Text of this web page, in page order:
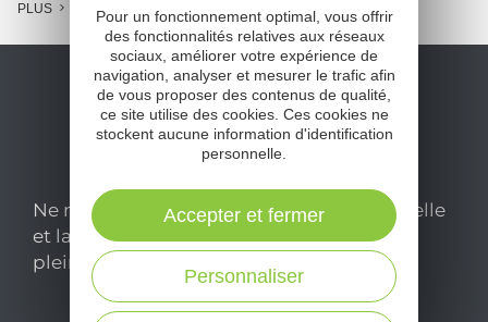
PLUS
Ne manquez pas notre newsletter mensuelle
et laissez-vous inspirer pour profiter
pleinement de votre séjour en Aveyron.
Pour un fonctionnement optimal, vous offrir
des fonctionnalités relatives aux réseaux
sociaux, améliorer votre expérience de
navigation, analyser et mesurer le trafic afin
de vous proposer des contenus de qualité,
ce site utilise des cookies. Ces cookies ne
stockent aucune information d'identification
personnelle.
Personnaliser
Accepter et fermer